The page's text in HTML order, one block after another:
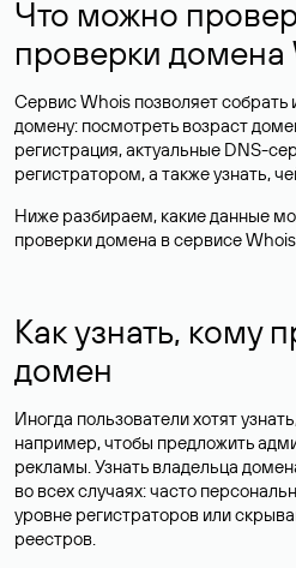
Что можно
проверки домена
Сервис Whois позволяет
домену: посмотреть возраст
регистрация, актуальные DNS-
регистратором, а также узнать,
Ниже разбираем, какие данные
проверки домена в сервисе
Как узнать, кому
домен
Иногда пользователи хотят
например, чтобы предложить
рекламы. Узнать владельца
во всех случаях: часто
уровне регистраторов или
реестров.